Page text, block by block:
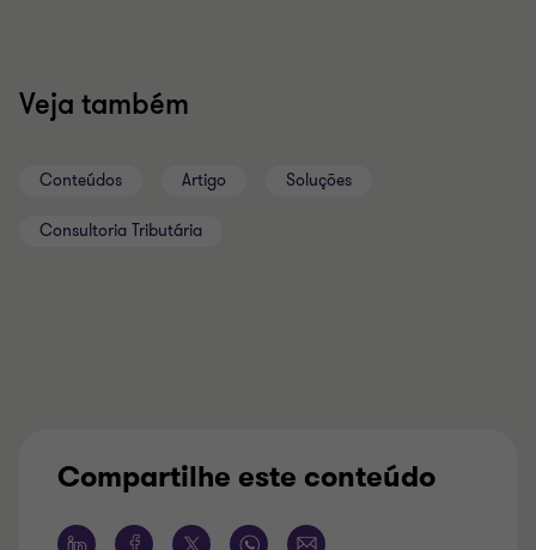
Veja também
Conteúdos Artigo Soluções
Consultoria Tributária
Compartilhe este conteúdo